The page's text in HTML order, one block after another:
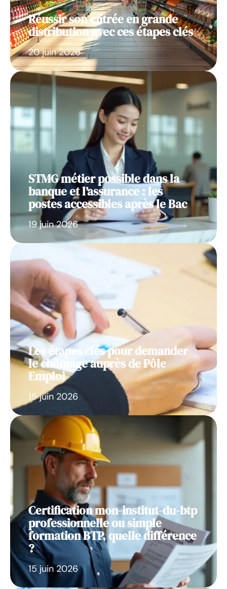
Réussir son entrée en grande
distribution avec ces étapes clés
20 juin 2026
STMG métier possible dans la
banque et l’assurance : les
postes accessibles après le Bac
19 juin 2026
Les étapes clés pour demander
le chômage auprès de Pôle
Emploi
15 juin 2026
Certification mon-institut-du-btp
professionnelle ou simple
formation BTP, quelle différence
?
15 juin 2026